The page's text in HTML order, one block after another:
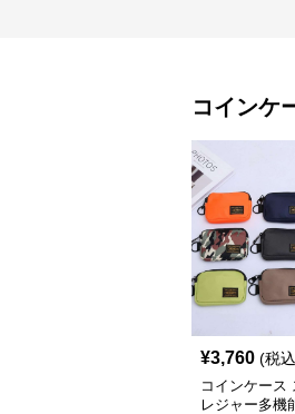
コインケ
¥3,760 (税
コインケース
レジャー多機